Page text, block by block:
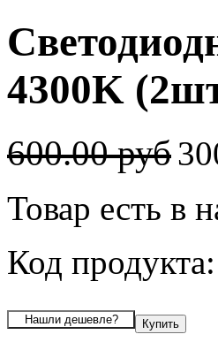
4300K
600.00 руб
Товар есть в
Код